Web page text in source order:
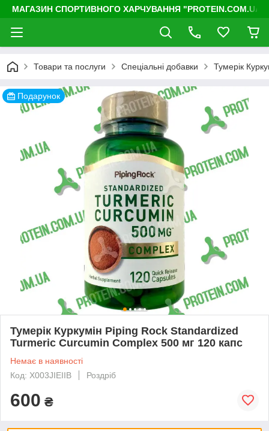
МАГАЗИН СПОРТИВНОГО ХАРЧУВАННЯ "PROTEIN.COM.UA"
Товари та послуги Спеціальні добавки Тумерік
Подарунок
Тумерік Куркумін Piping Rock Standardized
Turmeric Curcumin Complex 500 мг 120 капс
Немає в наявності
Код: X003JIEIIB
Роздріб
600 ₴